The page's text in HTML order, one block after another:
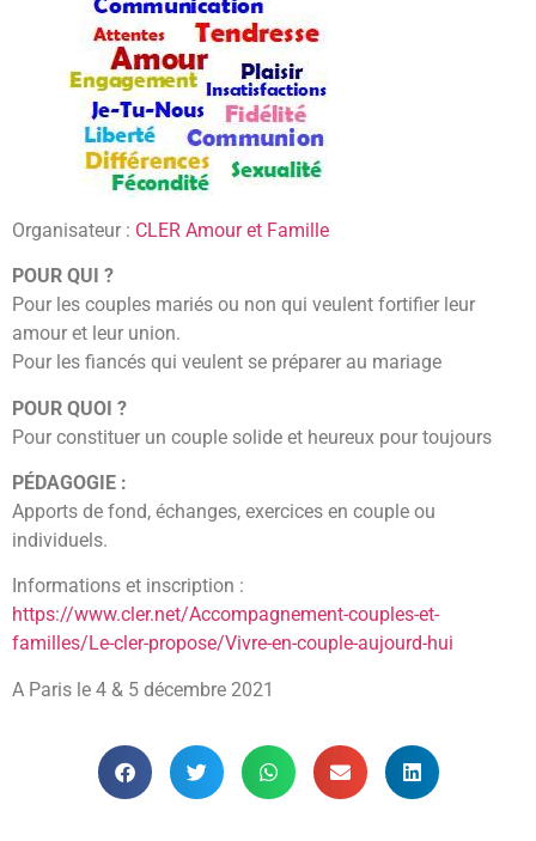
Organisateur : CLER Amour et Famille
POUR QUI ?
Pour les couples mariés ou non qui veulent fortifier leur
amour et leur union.
Pour les fiancés qui veulent se préparer au mariage
POUR QUOI ?
Pour constituer un couple solide et heureux pour toujours
PÉDAGOGIE :
Apports de fond, échanges, exercices en couple ou
individuels.
Informations et inscription :
https://www.cler.net/Accompagnement-couples-et-
familles/Le-cler-propose/Vivre-en-couple-aujourd-hui
A Paris le 4 & 5 décembre 2021